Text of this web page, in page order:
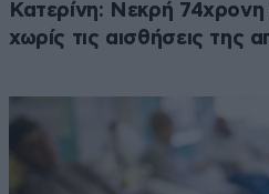
Κατερίνη: Νεκρή
χωρίς τις αισθήσεις της